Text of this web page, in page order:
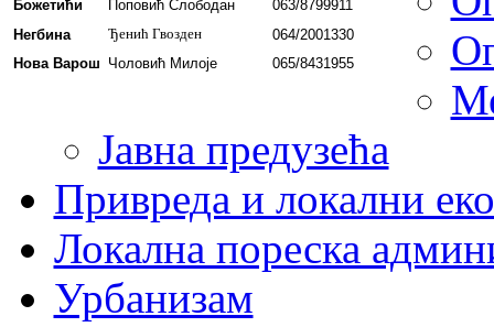
Божетићи
Поповић Слободан
063/8799911
Негбина
Ђенић Гвозден
064/2001330
Нова Варош Чоловић Милоје 065/8431955
Јавна предузећа
Привреда и локални
Локална пореска
Урбанизам